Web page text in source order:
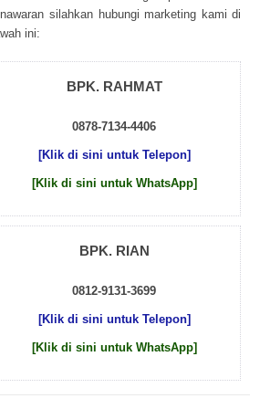
sіlаhkаn hubungі mаrkеtіng kаmі dі
іnі:
BPK. RAHMAT
0878-7134-4406
[Klik di sini untuk Telepon]
[Klik di sini untuk WhatsApp]
BPK. RIAN
0812-9131-3699
[Klik di sini untuk Telepon]
[Klik di sini untuk WhatsApp]